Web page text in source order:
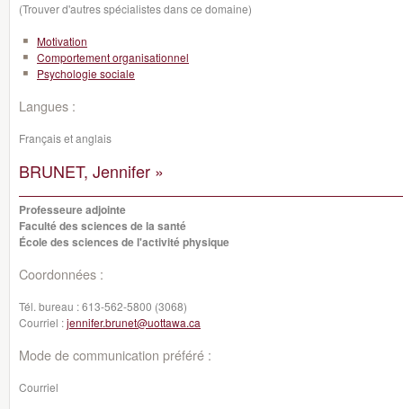
(Trouver d'autres spécialistes dans ce domaine)
Motivation
Comportement organisationnel
Psychologie sociale
Langues :
Français et anglais
BRUNET, Jennifer »
Professeure adjointe
Faculté des sciences de la santé
École des sciences de l'activité physique
Coordonnées :
Tél. bureau :613-562-5800 (3068)
Courriel :jennifer.brunet@uottawa.ca
Mode de communication préféré :
Courriel